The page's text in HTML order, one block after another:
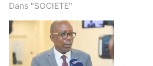
Dans "SOCIETE"